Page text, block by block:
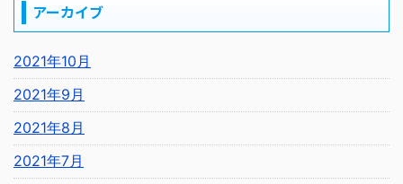
アーカイブ
2021年10月
2021年9月
2021年8月
2021年7月